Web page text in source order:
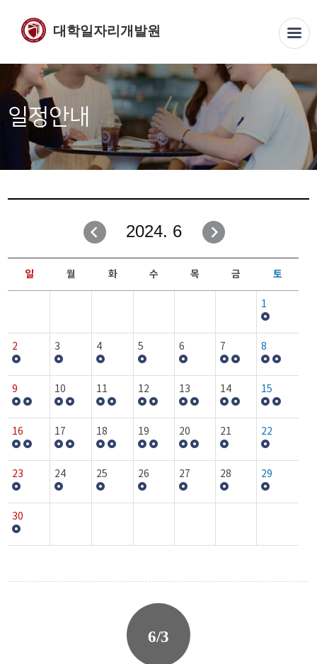
대학일자리개발원
일정안내
2024. 6
일 월 화 수 목 금 토
1
2 3 4 5 6 7 8
9 10 11 12 13 14 15
16 17 18 19 20 21 22
23 24 25 26 27 28 29
30
6/3